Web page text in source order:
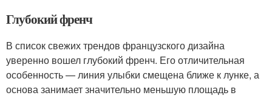
Глубокий френч
В список свежих трендов французского дизайна
уверенно вошел глубокий френч. Его отличительная
особенность — линия улыбки смещена ближе к лунке, а
основа занимает значительно меньшую площадь в